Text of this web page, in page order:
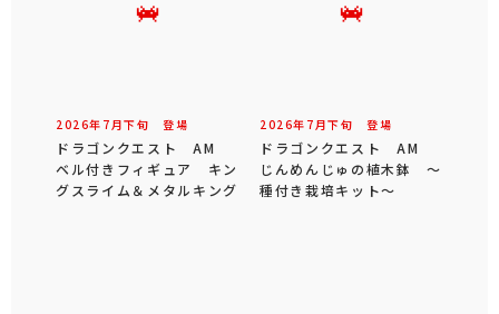
2026年 7 月下旬 登場
ドラゴンクエスト AM
ベル付きフィギュア キン
グスライム＆メタルキング
2026年 7 月下旬 登場
ドラゴンクエスト AM
じんめんじゅの植木鉢 ～
種付き栽培キット～